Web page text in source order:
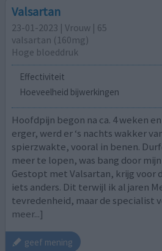
Valsartan
23-01-2023 | Vrouw | 65
valsartan (160mg)
Hoge bloeddruk
Effectiviteit
Hoeveelheid bijwerkingen
Hoofdpijn begon na ca. 4 weken
erger, werd er ‘s nachts wakker
spierzwakte, vooral in benen.
meer te lopen, was bang door
Gestopt met Valsartan, krijg voor
iets anders. Dit terwijl ik al jaren
tevredenheid, maar de specialist
meer...]
geef mening